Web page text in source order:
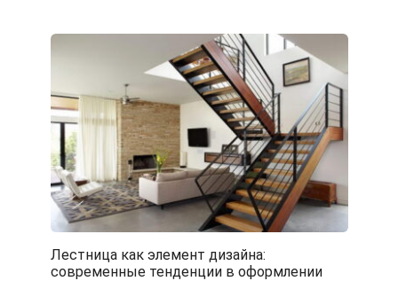
Лестница как элемент дизайна:
современные тенденции в оформлении